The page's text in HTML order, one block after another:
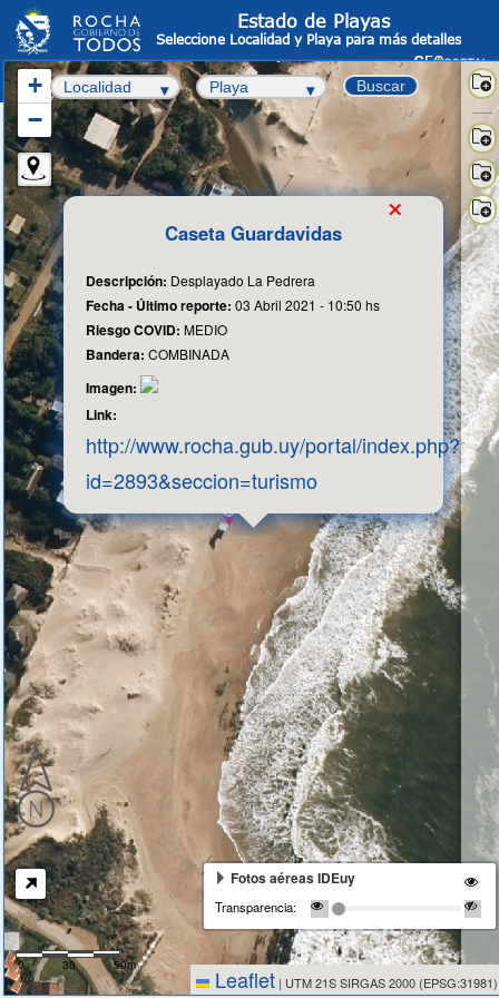
Estado de Playas
Seleccione Localidad y Playa para más detalles
Buscar
Caseta Guardavidas
Descripción: Desplayado La Pedrera
Fecha - Último reporte:03 Abril 2021 - 10:50 hs
Riesgo COVID:MEDIO
Bandera:COMBINADA
Imagen:
Link:
http://www.rocha.gub.uy/portal/index.php?
id=2893&seccion=turismo
×
+
−
-
0 30 50m
Fotos aéreas IDEuy
Transparencia:
Leaflet | UTM 21S SIRGAS 2000 (EPSG:31981)